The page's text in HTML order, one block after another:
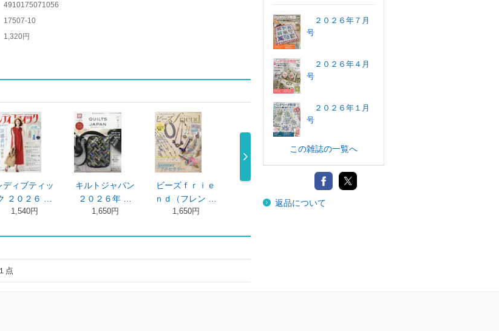
4910175071056
17507-10
1,320円
ディブティッ
２０２６ …
1,540円
キルトジャパン
２０２６年 …
1,650円
ビーズｆｒｉｅ
ｎｄ（フレン …
1,650円
美しいキモノ７
月号増刊 美 …
美しいキモノ ２
０２６年７ …
点
２０２６年７月
号
２０２６年４月
号
２０２６年１月
号
この雑誌の一覧へ
返品について